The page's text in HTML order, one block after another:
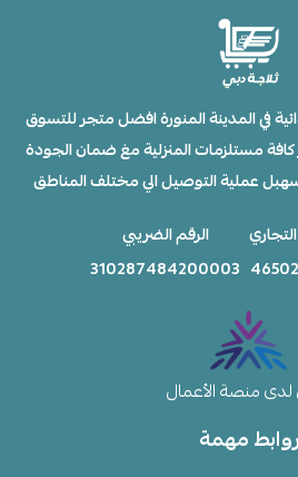
روابط مهمة
في المدينة المنورة افضل متجر للتسوق
مستلزمات المنزلية مغ ضمان الجودة
عملية التوصيل الي مختلف المناطق
الرقم الضريبي
310287484200003
منصة الأعمال